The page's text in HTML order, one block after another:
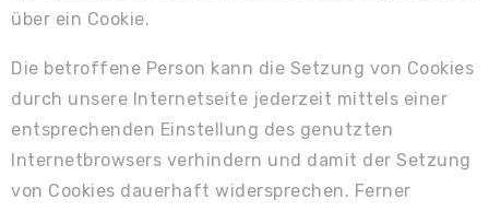
über ein Cookie.
Die betroffene Person kann die Setzung von Cookies
durch unsere Internetseite jederzeit mittels einer
entsprechenden Einstellung des genutzten
Internetbrowsers verhindern und damit der Setzung
von Cookies dauerhaft widersprechen. Ferner